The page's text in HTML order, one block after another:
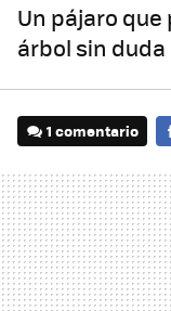
Un pájaro que
árbol sin
1 comentario